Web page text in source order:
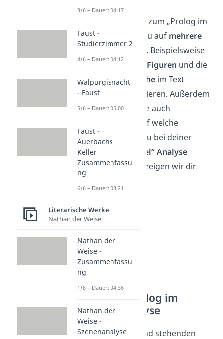
Bei deiner Analyse zum „Prolog im
Himmel“ solltest du auf mehrere
eingehen. Beispielsweise
ist es möglich, die Figuren und die
verwendeteSprache im Text
genauer zu analysieren. Außerdem
lässt sich die Szene auch
. Auf welche
genauen Punkte du bei deiner
„Prolog im Himmel“ Analyse
eingehen kannst, zeigen wir dir
hier.
Figuren – Prolog im
Himmel Analyse
Die im Vordergrund stehenden
3/6 – Dauer: 04:17
Faust -
Studierzimmer 2
4/6 – Dauer: 04:12
Walpurgisnacht
- Faust
5/6 – Dauer: 05:00
Faust -
Auerbachs
Keller
Zusammenfassu
ng
6/6 – Dauer: 03:21
Literarische Werke
Nathan der Weise
Nathan der
Weise -
Zusammenfassu
ng
1/8 – Dauer: 04:36
Nathan der
Weise -
Szenenanalyse